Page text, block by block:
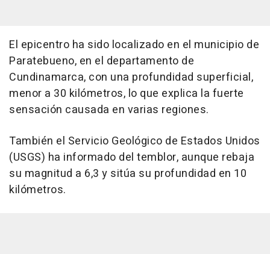
El epicentro ha sido localizado en el municipio de
Paratebueno, en el departamento de
Cundinamarca, con una profundidad superficial,
menor a 30 kilómetros, lo que explica la fuerte
sensación causada en varias regiones.
También el Servicio Geológico de Estados Unidos
(USGS) ha informado del temblor, aunque rebaja
su magnitud a 6,3 y sitúa su profundidad en 10
kilómetros.